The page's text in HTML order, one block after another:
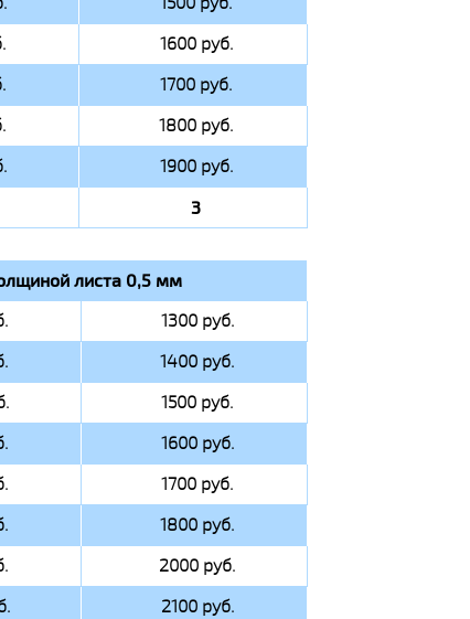
1600 руб.
1700 руб.
1800 руб.
1900 руб.
3
листа 0,5 мм
1300 руб.
1400 руб.
1500 руб.
1600 руб.
1700 руб.
1800 руб.
2000 руб.
2100 руб.